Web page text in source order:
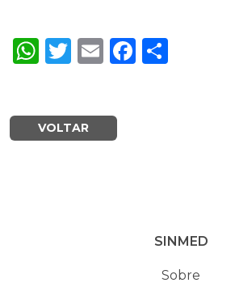
WhatsApp
Twitter
EmailFacebook
VOLTAR
SINMED
Sobre